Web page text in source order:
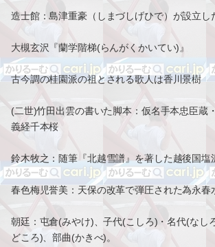
造士館：島津重豪（しまづしげひで）が設立し
大槻玄沢『蘭学階梯(らんがくかいてい)』
古今調の桂園派の祖とされる歌人は香川景樹
(二世)竹田出雲の書いた脚本：仮名手本忠臣蔵
義経千本桜
鈴木牧之：随筆『北越雪譜』を著した越後国塩
春色梅児誉美：天保の改革で弾圧された為永春
朝廷：屯倉(みやけ)、子代(こしろ)・名代(なし
どころ)、部曲(かきべ)。